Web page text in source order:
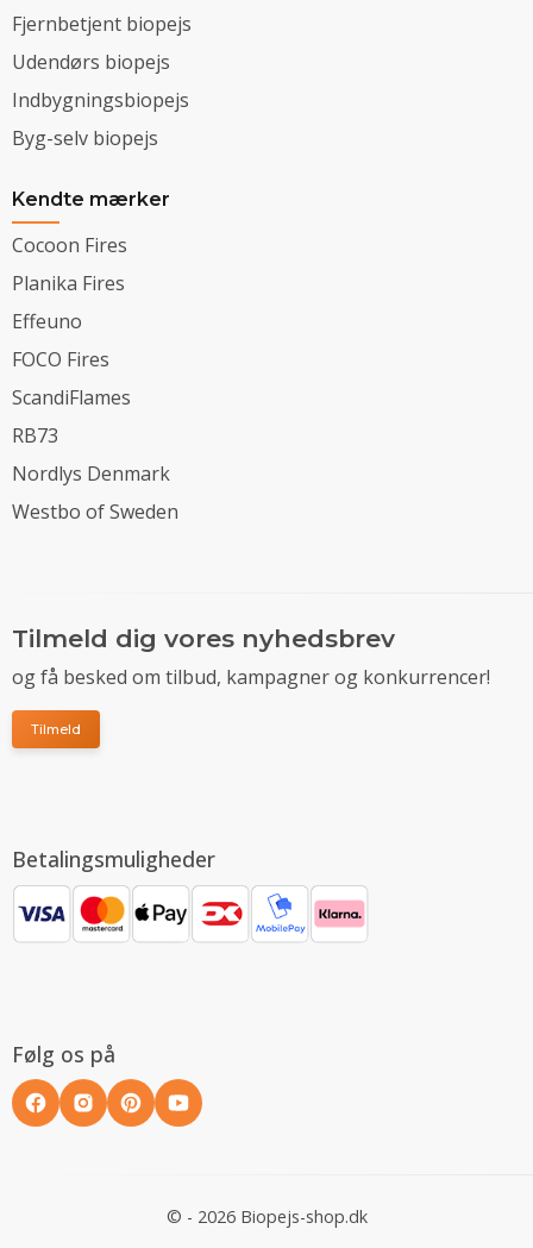
Fjernbetjent biopejs
Udendørs biopejs
Indbygningsbiopejs
Byg-selv biopejs
Kendte mærker
Cocoon Fires
Planika Fires
Effeuno
FOCO Fires
ScandiFlames
RB73
Nordlys Denmark
Westbo of Sweden
Tilmeld dig vores nyhedsbrev
og få besked om tilbud, kampagner og konkurrencer!
Tilmeld
Betalingsmuligheder
Følg os på
© - 2026 Biopejs-shop.dk